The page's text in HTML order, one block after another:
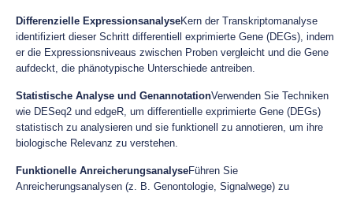
Differenzielle ExpressionsanalyseKern der Transkriptomanalyse
identifiziert dieser Schritt differentiell exprimierte Gene (DEGs), indem
er die Expressionsniveaus zwischen Proben vergleicht und die Gene
aufdeckt, die phänotypische Unterschiede antreiben.
Statistische Analyse und GenannotationVerwenden Sie Techniken
wie DESeq2 und edgeR, um differentielle exprimierte Gene (DEGs)
statistisch zu analysieren und sie funktionell zu annotieren, um ihre
biologische Relevanz zu verstehen.
Funktionelle AnreicherungsanalyseFühren Sie
Anreicherungsanalysen (z. B. Genontologie, Signalwege) zu